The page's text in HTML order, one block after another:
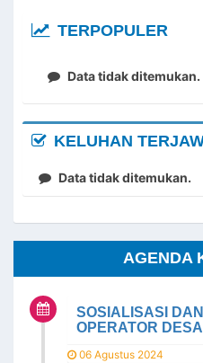
TERPOPULER
Data tidak ditemukan.
KELUHAN
Data tidak ditemukan.
AGENDA
SOSIALISASI
OPERATOR DESA
06 Agustus 2024